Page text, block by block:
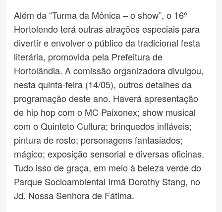
Além da “Turma da Mônica – o show”, o 16º
Hortolendo terá outras atrações especiais para
divertir e envolver o público da tradicional festa
literária, promovida pela Prefeitura de
Hortolândia. A comissão organizadora divulgou,
nesta quinta-feira (14/05), outros detalhes da
programação deste ano. Haverá apresentação
de hip hop com o MC Paixonex; show musical
com o Quinteto Cultura; brinquedos infláveis;
pintura de rosto; personagens fantasiados;
mágico; exposição sensorial e diversas oficinas.
Tudo isso de graça, em meio à beleza verde do
Parque Socioambiental Irmã Dorothy Stang, no
Jd. Nossa Senhora de Fátima.